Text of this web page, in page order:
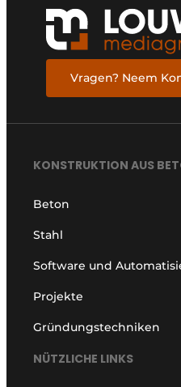
Vragen? Neem
KONSTRUKTION AUS
Beton
Stahl
Software und
Projekte
Gründungstechniken
NÜTZLICHE LINKS